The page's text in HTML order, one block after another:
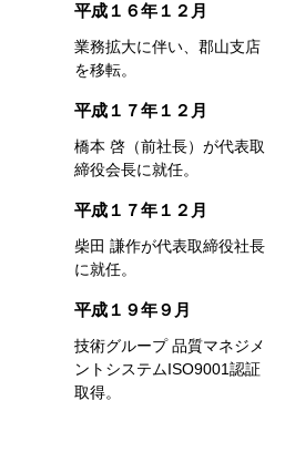
平成１６年１２月
業務拡大に伴い、郡山支店
を移転。
平成１７年１２月
橋本 啓（前社長）が代表取
締役会長に就任。
平成１７年１２月
柴田 謙作が代表取締役社長
に就任。
平成１９年９月
技術グループ 品質マネジメ
ントシステムISO9001認証
取得。